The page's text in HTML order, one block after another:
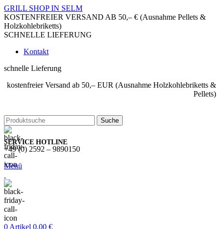
GRILL SHOP IN SELM
KOSTENFREIER VERSAND AB 50,– € (Ausnahme Pellets &
Holzkohlebriketts)
SCHNELLE LIEFERUNG
Kontakt
schnelle Lieferung
kostenfreier Versand ab 50,– EUR (Ausnahme Holzkohlebriketts &
Pellets)
Suche
SERVICE HOTLINE
+49 (0) 2592 – 9890150
Menü
0 Artikel 0,00 €